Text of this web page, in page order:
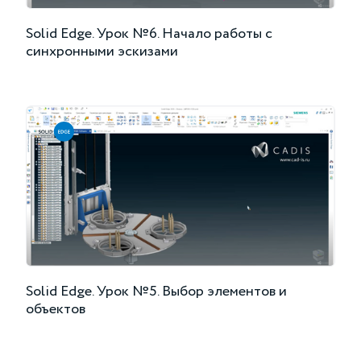
Solid Edge. Урок №6. Начало работы с
синхронными эскизами
Solid Edge. Урок №5. Выбор элементов и
объектов